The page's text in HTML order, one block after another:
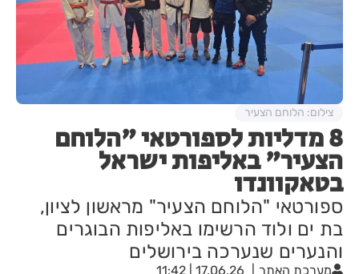
8 מדליות לספורטאי "הלוחם
הצעיר" באליפות ישראל
בטאקוונדו
ספורטאי "הלוחם הצעיר" מראשון לציון,
בת ים ולוד הרשימו באליפות הבוגרים
והנערים שנערכה בירושלים
מערכת האתר 17.06.26 | 11:42
צילום: הלוחם הצעיר